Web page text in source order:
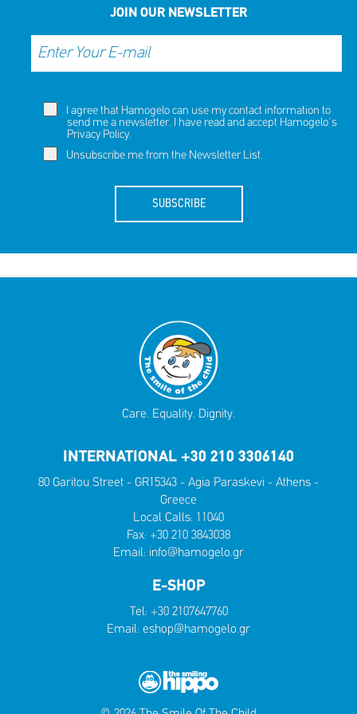
JOIN OUR NEWSLETTER
I agree that Hamogelo can use my contact information to
send me a newsletter. I have read and accept Hamogelo's
Privacy Policy.
Unsubscribe me from the Newsletter List.
SUBSCRIBE
Care. Equality. Dignity.
INTERNATIONAL +30 210 3306140
80 Garitou Street - GR15343 - Agia Paraskevi - Athens -
Greece
Local Calls: 11040
Fax: +30 210 3843038
Email: info@hamogelo.gr
E-SHOP
Tel: +30 2107647760
Email: eshop@hamogelo.gr